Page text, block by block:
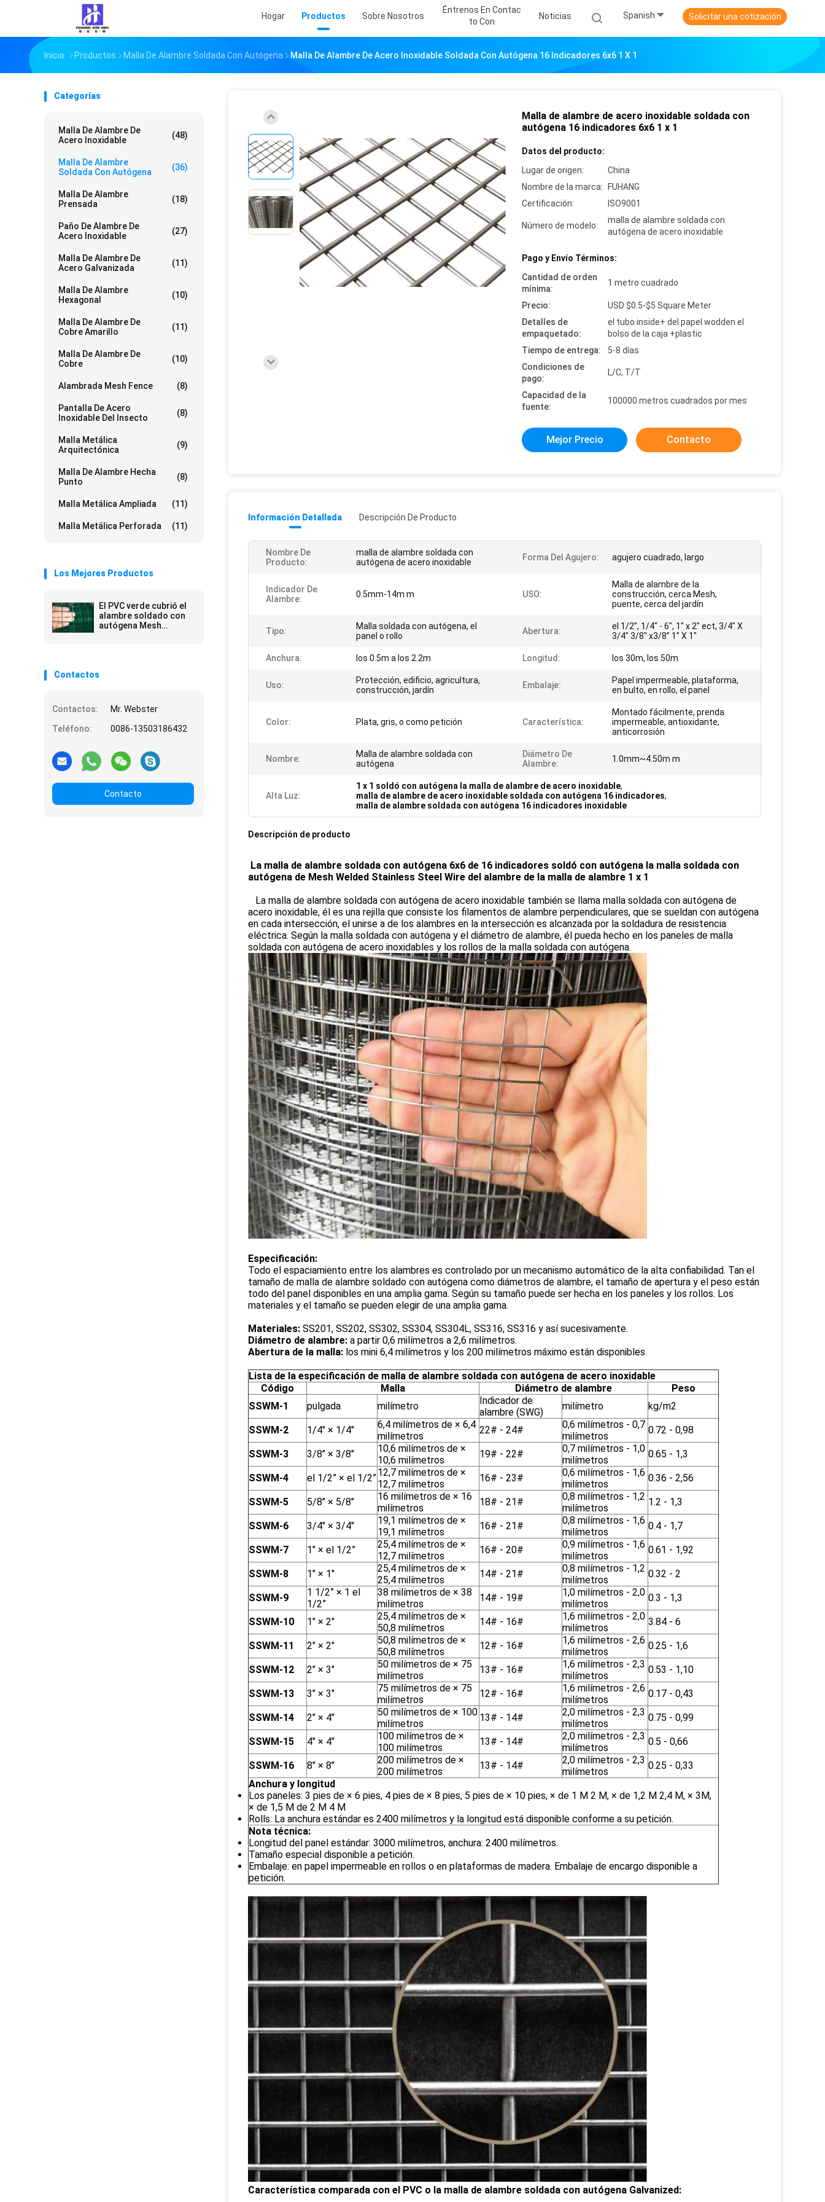
Hogar Productos Sobre Nosotros
Éntrenos En Contac
To Con
Noticias Spanish Solicitar una cotización
Inicio Productos Malla De Alambre Soldada Con Autógena Malla De Alambre De Acero Inoxidable Soldada Con Autógena 16 Indicadores 6x6 1 X 1
Categorías
Malla De Alambre De
Acero Inoxidable
(48)
Malla De Alambre
Soldada Con Autógena
(36)
Malla De Alambre
Prensada
(18)
Paño De Alambre De
Acero Inoxidable
(27)
Malla De Alambre De
Acero Galvanizada
(11)
Malla De Alambre
Hexagonal
(10)
Malla De Alambre De
Cobre Amarillo
(11)
Malla De Alambre De
Cobre
(10)
Alambrada Mesh Fence (8)
Pantalla De Acero
Inoxidable Del Insecto
(8)
Malla Metálica
Arquitectónica
(9)
Malla De Alambre Hecha
Punto
(8)
Malla Metálica Ampliada (11)
Malla Metálica Perforada (11)
Los Mejores Productos
El PVC verde cubrió el
alambre soldado con
autógena Mesh
Contactos
Contactos:
Mr. Webster
Teléfono:
0086-13503186432
Contacto
Malla de alambre de acero inoxidable soldada con
autógena 16 indicadores 6x6 1 x 1
Datos del producto:
Lugar de origen:
China
Nombre de la marca:
FUHANG
Certificación:
ISO9001
Número de modelo:
malla de alambre soldada con
autógena de acero inoxidable
Pago y Envío Términos:
Cantidad de orden
mínima:
1 metro cuadrado
Precio:
USD $0.5-$5 Square Meter
Detalles de
empaquetado:
el tubo inside+ del papel wodden el
bolso de la caja +plastic
Tiempo de entrega:
5-8 días
Condiciones de
pago:
L/C, T/T
Capacidad de la
fuente:
100000 metros cuadrados por mes
Mejor Precio Contacto
Información Detallada Descripción De Producto
Nombre De
Producto:
malla de alambre soldada con
autógena de acero inoxidable
Forma Del Agujero: agujero cuadrado, largo
Indicador De
Alambre:
0.5mm-14m m USO:
Malla de alambre de la
construcción, cerca Mesh,
puente, cerca del jardín
Tipo:
Malla soldada con autógena, el
panel o rollo
Abertura:
el 1/2”, 1/4" - 6", 1" x 2" ect, 3/4" X
3/4" 3/8" x3/8” 1" X 1"
Anchura: los 0.5m a los 2.2m Longitud: los 30m, los 50m
Uso:
Protección, edificio, agricultura,
construcción, jardín
Embalaje:
Papel impermeable, plataforma,
en bulto, en rollo, el panel
Color: Plata, gris, o como petición Característica:
Montado fácilmente, prenda
impermeable, antioxidante,
anticorrosión
Nombre:
Malla de alambre soldada con
autógena
Diámetro De
Alambre:
1.0mm~4.50m m
Alta Luz:
1 x 1 soldó con autógena la malla de alambre de acero inoxidable,
malla de alambre de acero inoxidable soldada con autógena 16 indicadores,
malla de alambre soldada con autógena 16 indicadores inoxidable
Descripción de producto
La malla de alambre soldada con autógena 6x6 de 16 indicadores soldó con autógena la malla soldada con
autógena de Mesh Welded Stainless Steel Wire del alambre de la malla de alambre 1 x 1
La malla de alambre soldada con autógena de acero inoxidable también se llama malla soldada con autógena de
acero inoxidable, él es una rejilla que consiste los filamentos de alambre perpendiculares, que se sueldan con autógena
en cada intersección, el unirse a de los alambres en la intersección es alcanzada por la soldadura de resistencia
eléctrica. Según la malla soldada con autógena y el diámetro de alambre, él pueda hecho en los paneles de malla
soldada con autógena de acero inoxidables y los rollos de la malla soldada con autógena.
Especificación:
Todo el espaciamiento entre los alambres es controlado por un mecanismo automático de la alta confiabilidad. Tan el
tamaño de malla de alambre soldado con autógena como diámetros de alambre, el tamaño de apertura y el peso están
todo del panel disponibles en una amplia gama. Según su tamaño puede ser hecha en los paneles y los rollos. Los
materiales y el tamaño se pueden elegir de una amplia gama.
Materiales: SS201, SS202, SS302, SS304, SS304L, SS316, SS316 y así sucesivamente.
Diámetro de alambre: a partir 0,6 milímetros a 2,6 milímetros.
Abertura de la malla: los mini 6,4 milímetros y los 200 milímetros máximo están disponibles.
Lista de la especificación de malla de alambre soldada con autógena de acero inoxidable
Código
Malla Diámetro de alambre
Peso
SSWM-1
pulgada milímetro
Indicador de
alambre (SWG)
milímetro kg/m2
SSWM-2 1/4" × 1/4"
6,4 milímetros de × 6,4
milímetros
22# - 24#
0,6 milímetros - 0,7
milímetros
0.72 - 0,98
SSWM-3 3/8" × 3/8"
10,6 milímetros de ×
10,6 milímetros
19# - 22#
0,7 milímetros - 1,0
milímetros
0.65 - 1,3
SSWM-4 el 1/2” × el 1/2”12,7 milímetros de ×
12,7 milímetros
16# - 23#
0,6 milímetros - 1,6
milímetros
0.36 - 2,56
SSWM-5 5/8" × 5/8"
16 milímetros de × 16
milímetros
18# - 21#
0,8 milímetros - 1,2
milímetros
1.2 - 1,3
SSWM-6 3/4" × 3/4"
19,1 milímetros de ×
19,1 milímetros
16# - 21#
0,8 milímetros - 1,6
milímetros
0.4 - 1,7
SSWM-7 1" × el 1/2”
25,4 milímetros de ×
12,7 milímetros
16# - 20#
0,9 milímetros - 1,6
milímetros
0.61 - 1,92
SSWM-8 1" × 1"
25,4 milímetros de ×
25,4 milímetros
14# - 21#
0,8 milímetros - 1,2
milímetros
0.32 - 2
SSWM-9
1 1/2” × 1 el
1/2”
38 milímetros de × 38
milímetros
14# - 19#
1,0 milímetros - 2,0
milímetros
0.3 - 1,3
SSWM-10 1" × 2"
25,4 milímetros de ×
50,8 milímetros
14# - 16#
1,6 milímetros - 2,0
milímetros
3.84 - 6
SSWM-11 2" × 2"
50,8 milímetros de ×
50,8 milímetros
12# - 16#
1,6 milímetros - 2,6
milímetros
0.25 - 1,6
SSWM-12 2" × 3"
50 milímetros de × 75
milímetros
13# - 16#
1,6 milímetros - 2,3
milímetros
0.53 - 1,10
SSWM-13 3" × 3"
75 milímetros de × 75
milímetros
12# - 16#
1,6 milímetros - 2,6
milímetros
0.17 - 0,43
SSWM-14 2" × 4"
50 milímetros de × 100
milímetros
13# - 14#
2,0 milímetros - 2,3
milímetros
0.75 - 0,99
SSWM-15 4" × 4"
100 milímetros de ×
100 milímetros
13# - 14#
2,0 milímetros - 2,3
milímetros
0.5 - 0,66
SSWM-16 8" × 8"
200 milímetros de ×
200 milímetros
13# - 14#
2,0 milímetros - 2,3
milímetros
0.25 - 0,33
Anchura y longitud
Los paneles: 3 pies de × 6 pies, 4 pies de × 8 pies, 5 pies de × 10 pies, × de 1 M 2 M, × de 1,2 M 2,4 M, × 3M,
× de 1,5 M de 2 M 4 M
Rolls: La anchura estándar es 2400 milímetros y la longitud está disponible conforme a su petición.
Nota técnica:
Longitud del panel estándar: 3000 milímetros, anchura: 2400 milímetros.
Tamaño especial disponible a petición.
Embalaje: en papel impermeable en rollos o en plataformas de madera. Embalaje de encargo disponible a
petición.
Característica comparada con el PVC o la malla de alambre soldada con autógena Galvanized: